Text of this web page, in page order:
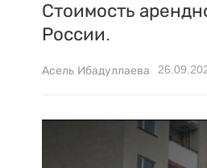
Стоимость
России.
Асель Ибадуллаева